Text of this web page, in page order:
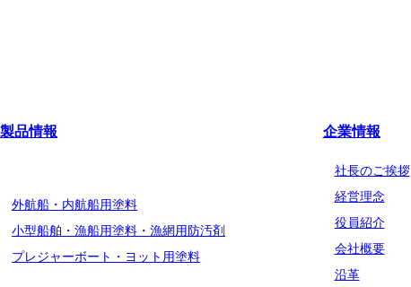
製品情報
外航船・内航船用塗料
小型船舶・漁船用塗料・漁網用防汚剤
プレジャーボート・ヨット用塗料
企業情報
社長のご挨拶
経営理念
役員紹介
会社概要
沿革